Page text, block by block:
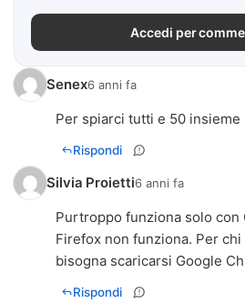
Accedi per
Senex6 anni fa
Per spiarci tutti e 50 insieme
Rispondi
Silvia Proietti6 anni fa
Purtroppo funziona solo con
Firefox non funziona. Per chi
bisogna scaricarsi Google
Rispondi